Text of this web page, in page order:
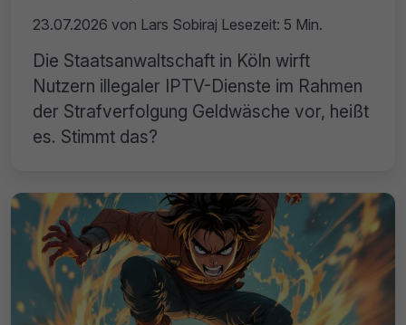
23.07.2026 von Lars Sobiraj Lesezeit: 5 Min.
Die Staatsanwaltschaft in Köln wirft
Nutzern illegaler IPTV-Dienste im Rahmen
der Strafverfolgung Geldwäsche vor, heißt
es. Stimmt das?